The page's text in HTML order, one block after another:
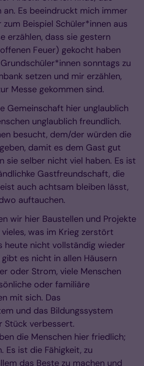
an. Es beeindruckt mich immer
Beispiel Schüler*innen aus
erzählen, dass sie gestern
Feuer) gekocht haben
sonntags zu
setzen und mir erzählen,
Messe gekommen sind.
Gemeinschaft hier unglaublich
unglaublich freundlich.
besucht, dem/der würden die
damit es dem Gast gut
sie selber nicht viel haben. Es ist
Gastfreundschaft, die
auch achtsam bleiben lässt,
auftauchen.
wir hier Baustellen und Projekte
was im Krieg zerstört
heute nicht vollständig wieder
es nicht in allen Häusern
oder Strom, viele Menschen
oder familiäre
mit sich. Das
und das Bildungssystem
Stück verbessert.
die Menschen hier friedlich;
Es ist die Fähigkeit, zu
das Beste zu machen und